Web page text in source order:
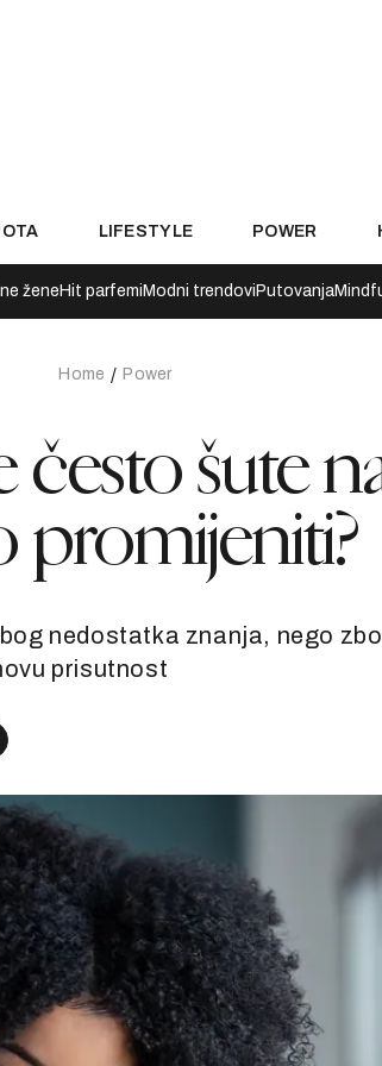
LIFESTYLE POWER
ženeHit parfemi Modni trendovi Putovanja
Home Power
šute
promijeniti?
nedostatka znanja, nego
prisutnost